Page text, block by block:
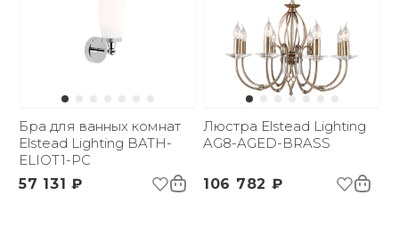
Бра для ванных комнат
Elstead Lighting BATH-
ELIOT1-PC
57 131 ₽
Люстра Elstead Lighting
AG8-AGED-BRASS
106 782 ₽